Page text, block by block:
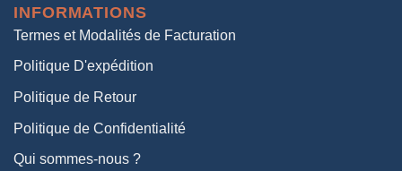
38,00€.
INFORMATIONS
Termes et Modalités de Facturation
Politique D'expédition
Politique de Retour
Politique de Confidentialité
Qui sommes-nous ?